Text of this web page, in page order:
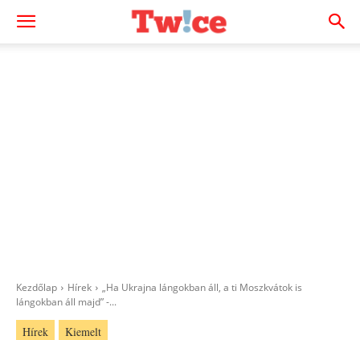
Kezdőlap Hírek
„Ha Ukrajna lángokban áll, a ti Moszkvátok is
lángokban áll majd” -...
Hírek Kiemelt